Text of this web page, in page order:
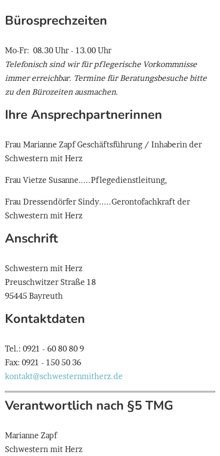
Bürosprechzeiten
Mo-Fr: 08.30 Uhr - 13.00 Uhr
Telefonisch sind wir für pflegerische Vorkommnisse
immer erreichbar. Termine für Beratungsbesuche bitte
zu den Bürozeiten ausmachen.
Ihre Ansprechpartnerinnen
Frau Marianne Zapf Geschäftsführung / Inhaberin der
Schwestern mit Herz
Frau Vietze Susanne.....Pflegedienstleitung,
Frau Dressendörfer Sindy.....Gerontofachkraft der
Schwestern mit Herz
Anschrift
Schwestern mit Herz
Preuschwitzer Straße 18
95445 Bayreuth
Kontaktdaten
Tel.: 0921 - 60 80 80 9
Fax: 0921 - 150 50 36
kontakt@schwesternmitherz.de
Verantwortlich nach §5 TMG
Marianne Zapf
Schwestern mit Herz